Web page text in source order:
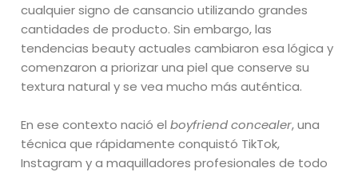
cualquier signo de cansancio utilizando grandes
cantidades de producto. Sin embargo, las
tendencias beauty actuales cambiaron esa lógica y
comenzaron a priorizar una piel que conserve su
textura natural y se vea mucho más auténtica.
En ese contexto nació elboyfriend concealer, una
técnica que rápidamente conquistó TikTok,
Instagram y a maquilladores profesionales de todo